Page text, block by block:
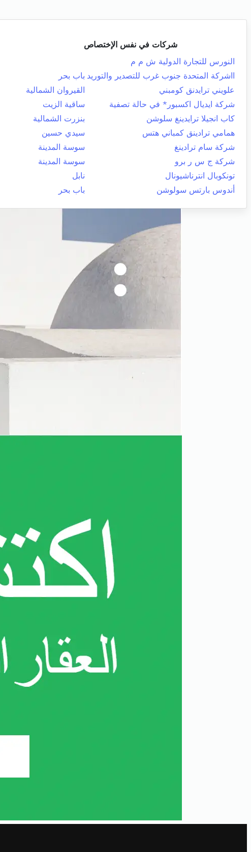
شركات في نفس الإختصاص
النورس للتجارة الدولية ش م م
ااشركة المتحدة جنوب غرب للتصدير والتوريد باب بحر
علويني ترايدنق كومبني
القيروان الشمالية
شركة ايديال اكسبور* في حالة تصفية
ساقية الزيت
كاب انجيلا ترايدينغ سلوشن
بنزرت الشمالية
همامي ترادينق كمباني هتس
سيدي حسين
شركة سام ترادينغ
سوسة المدينة
شركة ج س ر برو
سوسة المدينة
تونكوبال انترناشيونال
نابل
أندوس بارتس سولوشن
باب بحر